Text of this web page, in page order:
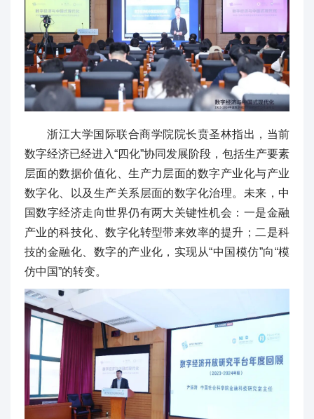
浙江大学国际联合商学院院长贲圣林指出，当前
数字经济已经进入“四化”协同发展阶段，包括生产要素
层面的数据价值化、生产力层面的数字产业化与产业
数字化、以及生产关系层面的数字化治理。未来，中
国数字经济走向世界仍有两大关键性机会：一是金融
产业的科技化、数字化转型带来效率的提升；二是科
技的金融化、数字的产业化，实现从“中国模仿”向“模
仿中国”的转变。